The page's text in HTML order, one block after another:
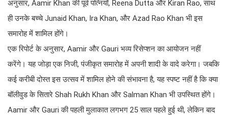
अनुसार, Aamir Khan की पूर्व पत्नियाँ, Reena Dutta और Kiran Rao, साथ
ही उनके बच्चे Junaid Khan, Ira Khan, और Azad Rao Khan भी इस
समारोह में शामिल होंगे।
एक रिपोर्ट के अनुसार, Aamir और Gauri भव्य रिसेप्शन का आयोजन नहीं
करेंगे। यह जोड़ा एक निजी, पंजीकृत समारोह में अपनी शादी के वादे करेगा। जबकि
कई करीबी दोस्त इस उत्सव में शामिल होने की संभावना है, यह स्पष्ट नहीं है कि क्या
बॉलीवुड के सितारे Shah Rukh Khan और Salman Khan भी उपस्थित होंगे।
Aamir और Gauri की पहली मुलाकात लगभग 25 साल पहले हुई थी, लेकिन बाद